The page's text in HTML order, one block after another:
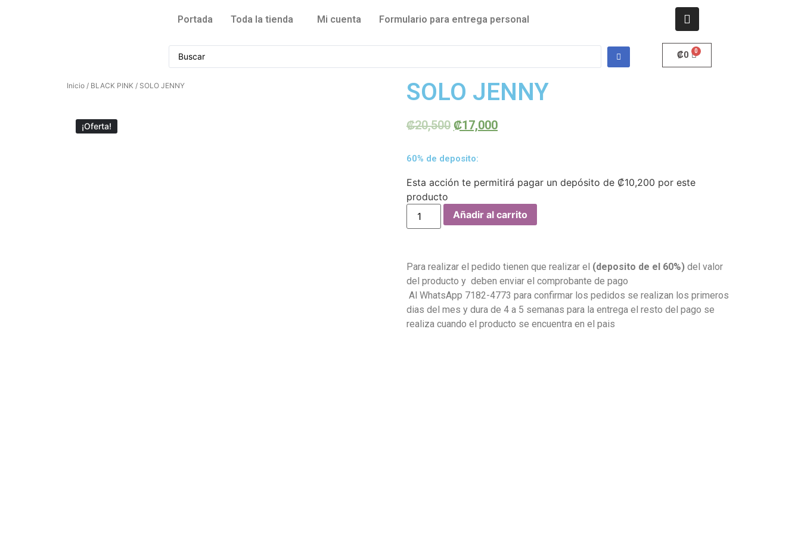
Portada Toda la tienda Mi cuenta Formulario para entrega personal
₡0
Inicio / BLACK PINK / SOLO JENNY
¡Oferta!
SOLO JENNY
₡20,500 ₡17,000
60% de deposito:
Esta acción te permitirá pagar un depósito de ₡10,200 por este
producto
Añadir al carrito
Para realizar el pedido tienen que realizar el (deposito de el 60%) del valor
del producto y deben enviar el comprobante de pago
Al WhatsApp 7182-4773 para confirmar los pedidos se realizan los primeros
dias del mes y dura de 4 a 5 semanas para la entrega el resto del pago se
realiza cuando el producto se encuentra en el pais